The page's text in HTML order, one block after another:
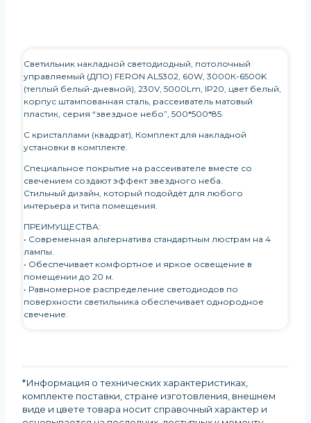
Светильник накладной светодиодный, потолочный
управляемый (ДПО) FERON AL5302, 60W, 3000К-6500K
(теплый белый-дневной), 230V, 5000Lm, IP20, цвет белый,
корпус штампованная сталь, рассеиватель матовый
пластик, серия “звездное небо”, 500*500*85.
С кристаллами (квадрат), Комплект для накладной
установки в комплекте.
Специальное покрытие на рассеивателе вместе со
свечением создают эффект звездного неба.
Стильный дизайн, который подойдёт для любого
интерьера и типа помещения.
ПРЕИМУЩЕСТВА:
• Современная альтернатива стандартным люстрам на 4
лампы.
• Обеспечивает комфортное и яркое освещение в
помещении до 20 м.
• Равномерное распределение светодиодов по
поверхности светильника обеспечивает однородное
свечение.
*Информация о технических характеристиках,
комплекте поставки, стране изготовления, внешнем
виде и цвете товара носит справочный характер и